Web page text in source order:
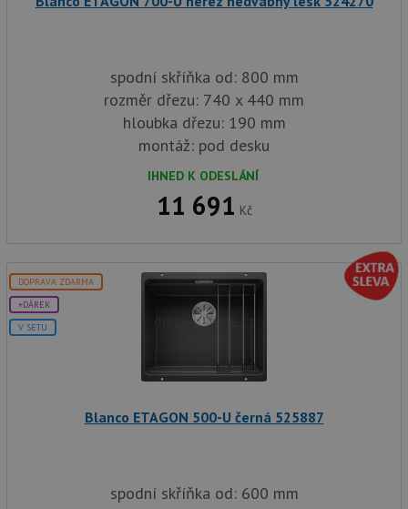
spodní skříňka od: 800 mm
rozměr dřezu: 740 x 440 mm
hloubka dřezu: 190 mm
montáž: pod desku
IHNED K ODESLÁNÍ
11 691 Kč
DOPRAVA ZDARMA
+DÁREK
V SETU
Blanco ETAGON 500-U černá 525887
spodní skříňka od: 600 mm